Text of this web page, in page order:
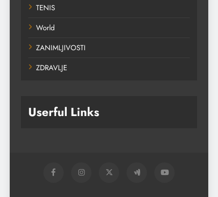
TENIS
World
ZANIMLJIVOSTI
ZDRAVLJE
Userful Links